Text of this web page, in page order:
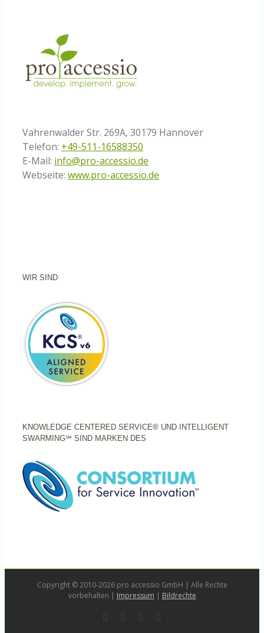
Vahrenwalder Str. 269A, 30179 Hannover
Telefon: +49-511-16588350
E-Mail: info@pro-accessio.de
Webseite: www.pro-accessio.de
WIR SIND
KNOWLEDGE CENTERED SERVICE® UND INTELLIGENT
SWARMING℠ SIND MARKEN DES
Copyright © 2010-2026 pro accessio GmbH | Alle Rechte
vorbehalten | Impressum | Bildrechte
LinkedInInstagram